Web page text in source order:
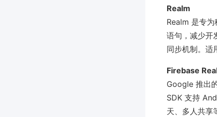
Realm
Realm 是专
语句，减少开
同步机制。适
Firebase
Google 推出
SDK 支持
天、多人共享